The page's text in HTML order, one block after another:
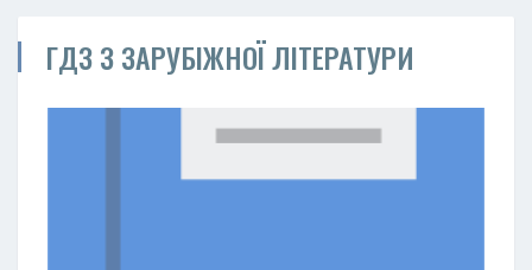
ГДЗ З ЗАРУБІЖНОЇ ЛІТЕРАТУРИ